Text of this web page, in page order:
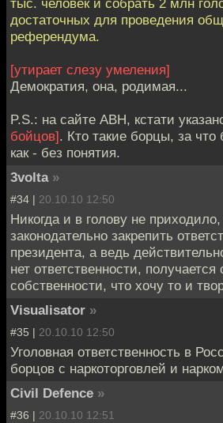
тыс. человек и собрать 2 млн
достаточных для проведения
референдума.
[утирает слезу умеления]
Демократия, она, родимая...
P.S.: на сайте АВН, кстати
бойцов]. Кто такие борцы, за что
как - без понятия.
3volta »
#34 | 20.10.10 12:50
Никогда и в голову не
законодательно закрепить
президента, а ведь
нет ответственности, получается
собственности, что хочу то и
Visualisator »
#35 | 20.10.10 12:50
Уголовная ответственность в
борцов с наркоторговлей и
Civil Defence »
#36 | 20.10.10 12:51